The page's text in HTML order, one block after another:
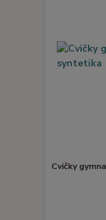
Cvičky